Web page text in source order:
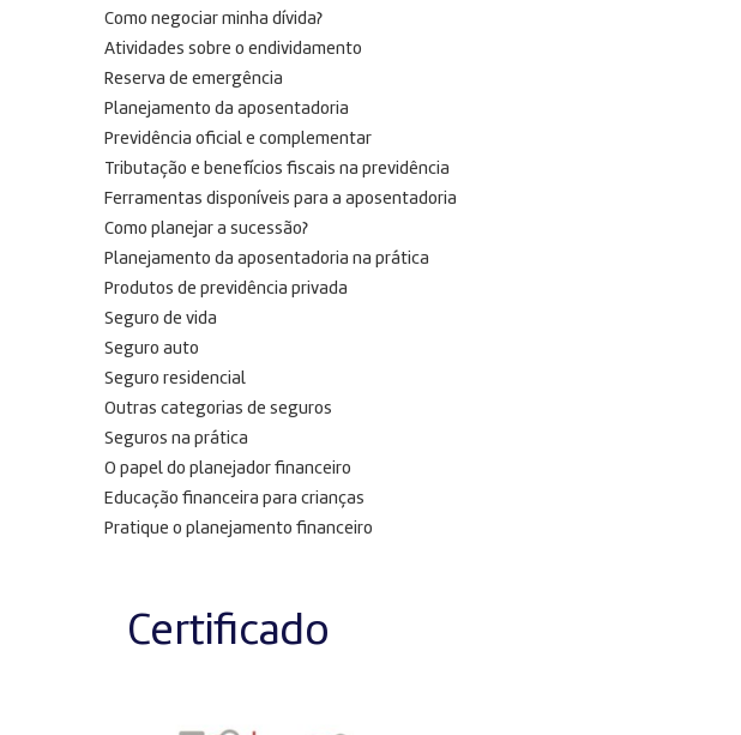
Como negociar minha dívida?
Atividades sobre o endividamento
Reserva de emergência
Planejamento da aposentadoria
Previdência oficial e complementar
Tributação e benefícios fiscais na previdência
Ferramentas disponíveis para a aposentadoria
Como planejar a sucessão?
Planejamento da aposentadoria na prática
Produtos de previdência privada
Seguro de vida
Seguro auto
Seguro residencial
Outras categorias de seguros
Seguros na prática
O papel do planejador financeiro
Educação financeira para crianças
Pratique o planejamento financeiro
Certificado